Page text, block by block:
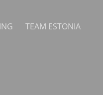
TEAM ESTONIA